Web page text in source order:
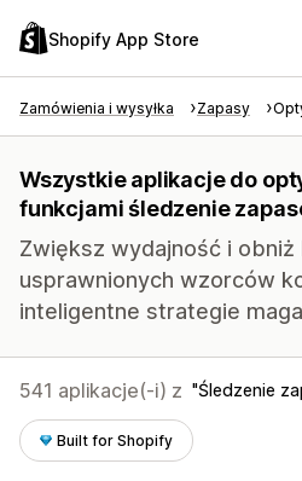
Shopify App Store
Zamówienia i wysyłka Zapasy
Wszystkie aplikacje do
funkcjami śledzenie
Zwiększ wydajność i
usprawnionych wzorców
inteligentne strategie
541 aplikacje(-i) z Śledzenie
Built for Shopify